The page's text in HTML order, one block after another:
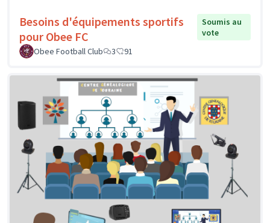
Besoins d'équipements sportifs
pour Obee FC
Soumis au
vote
Obee Football Club
3 91